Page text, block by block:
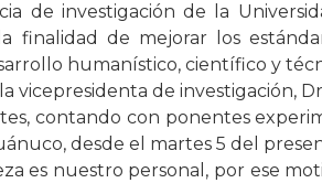
de investigación de la
finalidad de mejorar los
humanístico, científico y
vicepresidenta de investigación,
contando con ponentes
desde el martes 5 del
es nuestro personal, por ese